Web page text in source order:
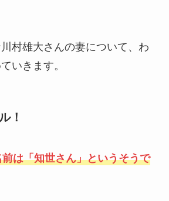
村雄大さんの妻について、わ
いきます。
！
は「知世さん」というそうで